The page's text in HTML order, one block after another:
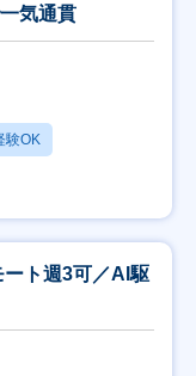
気通貫
験OK
ート週3可／AI駆